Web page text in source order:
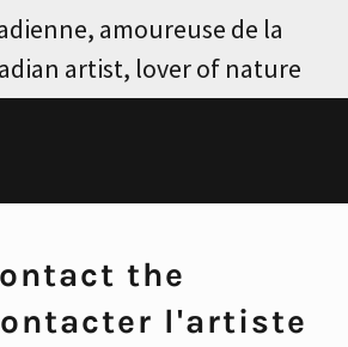
amoureuse de la
artist, lover of nature
the
l'artiste